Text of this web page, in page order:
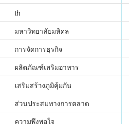
th
มหาวิทยาลัยมหิดล
การจัดการธุรกิจ
ผลิตภัณฑ์เสริมอาหาร
เสริมสร้างภูมิคุ้มกัน
ส่วนประสมทางการตลาด
ความพึงพอใจ